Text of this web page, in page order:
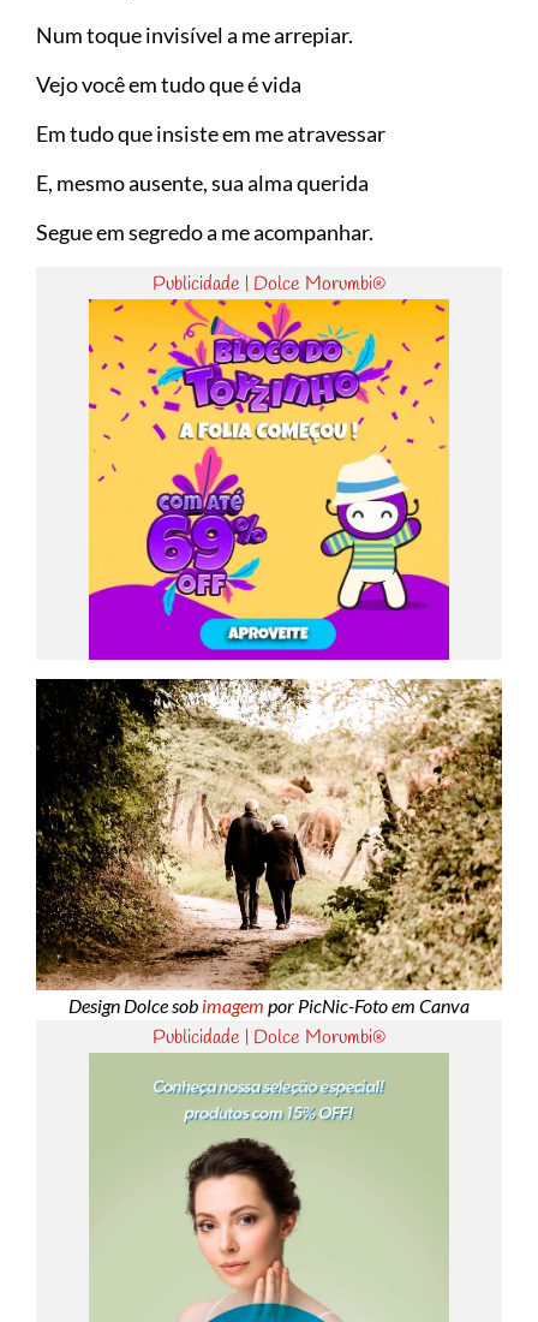
Num toque invisível a me arrepiar.
Vejo você em tudo que é vida
Em tudo que insiste em me atravessar
E, mesmo ausente, sua alma querida
Segue em segredo a me acompanhar.
Publicidade | Dolce Morumbi®
Design Dolce sob imagem por PicNic-Foto em Canva
Publicidade | Dolce Morumbi®